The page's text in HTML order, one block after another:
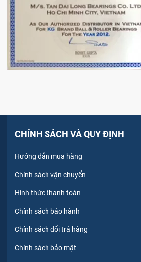
CHÍNH SÁCH VÀ QUY ĐỊNH
Hướng dẫn mua hàng
Chính sách vận chuyển
Hình thức thanh toán
Chính sách bảo hành
Chính sách đổi trả hàng
Chính sách bảo mật